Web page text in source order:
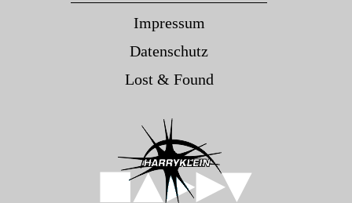
Impressum
Datenschutz
Lost & Found